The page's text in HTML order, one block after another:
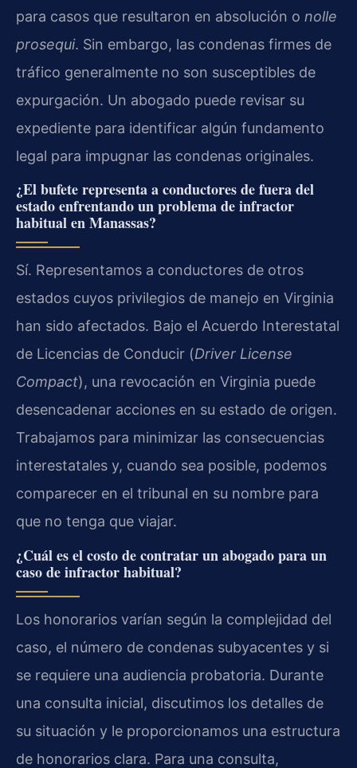
para casos que resultaron en absolución o nolle
prosequi. Sin embargo, las condenas firmes de
tráfico generalmente no son susceptibles de
expurgación. Un abogado puede revisar su
expediente para identificar algún fundamento
legal para impugnar las condenas originales.
¿El bufete representa a conductores de fuera del
estado enfrentando un problema de infractor
habitual en Manassas?
Sí. Representamos a conductores de otros
estados cuyos privilegios de manejo en Virginia
han sido afectados. Bajo el Acuerdo Interestatal
de Licencias de Conducir (Driver License
Compact), una revocación en Virginia puede
desencadenar acciones en su estado de origen.
Trabajamos para minimizar las consecuencias
interestatales y, cuando sea posible, podemos
comparecer en el tribunal en su nombre para
que no tenga que viajar.
¿Cuál es el costo de contratar un abogado para un
caso de infractor habitual?
Los honorarios varían según la complejidad del
caso, el número de condenas subyacentes y si
se requiere una audiencia probatoria. Durante
una consulta inicial, discutimos los detalles de
su situación y le proporcionamos una estructura
de honorarios clara. Para una consulta,